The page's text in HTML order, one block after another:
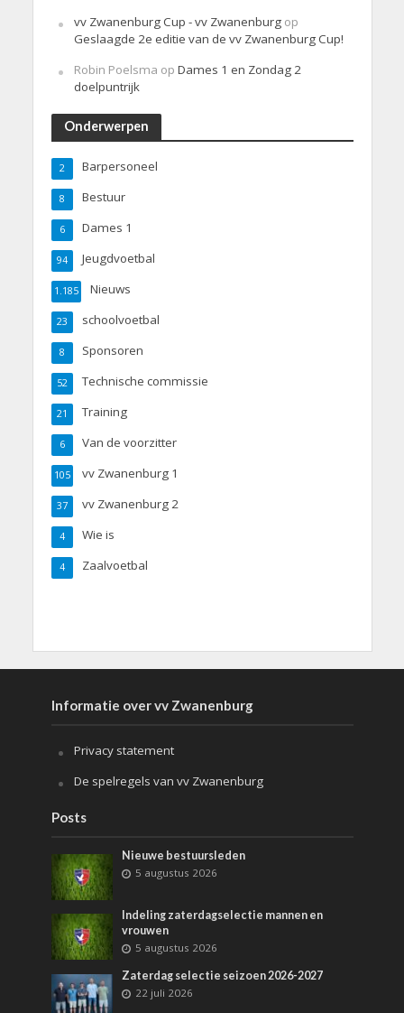
vv Zwanenburg Cup - vv Zwanenburgop
Geslaagde 2e editie van de vv Zwanenburg Cup!
Robin Poelsma op Dames 1 en Zondag 2
doelpuntrijk
Onderwerpen
Barpersoneel
2
Bestuur
8
Dames 1
6
Jeugdvoetbal
94
Nieuws
1.185
schoolvoetbal
23
Sponsoren
8
Technische commissie
52
Training
21
Van de voorzitter
6
vv Zwanenburg 1
105
vv Zwanenburg 2
37
Wie is
4
Zaalvoetbal
4
Informatie over vv Zwanenburg
Privacy statement
De spelregels van vv Zwanenburg
Posts
Nieuwe bestuursleden
5 augustus 2026
Indeling zaterdagselectie mannen en
vrouwen
5 augustus 2026
Zaterdag selectie seizoen 2026-2027
22 juli 2026